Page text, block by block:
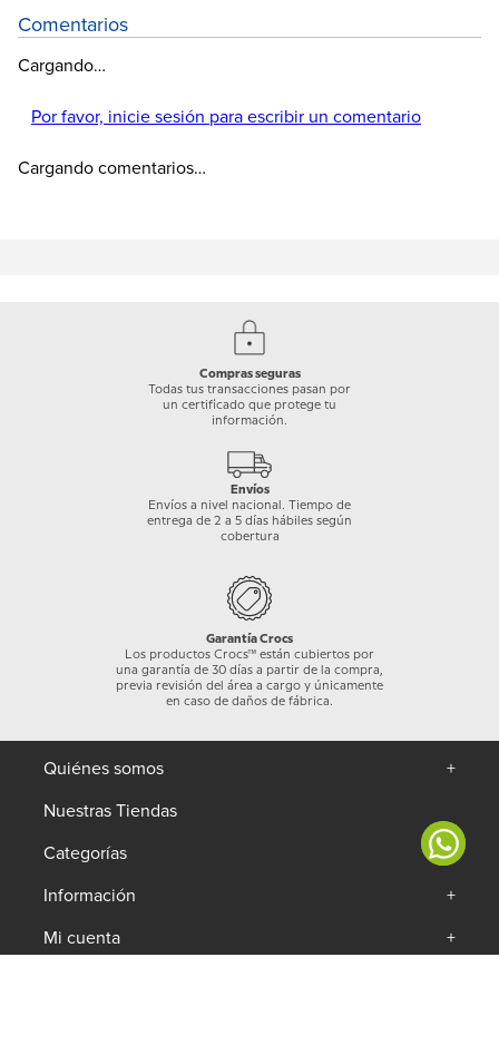
Comentarios
Cargando…
Por favor, inicie sesión para escribir un comentario
Cargando comentarios…
Compras seguras
Todas tus transacciones pasan por
un certificado que protege tu
información.
Envíos
Envíos a nivel nacional. Tiempo de
entrega de 2 a 5 días hábiles según
cobertura
Garantía Crocs
Los productos Crocs™ están cubiertos por
una garantía de 30 días a partir de la compra,
previa revisión del área a cargo y únicamente
en caso de daños de fábrica.
Quiénes somos
+
Nuestras Tiendas
Categorías
+
Información
+
Mi cuenta
+